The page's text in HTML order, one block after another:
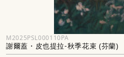
M2025PSL000110PA
謝爾蓋・皮也提拉-秋季花束 (芬蘭)